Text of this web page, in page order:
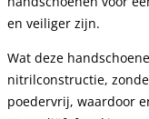
en veiliger zijn.
Wat deze
nitrilconstructie,
poedervrij, waardoor